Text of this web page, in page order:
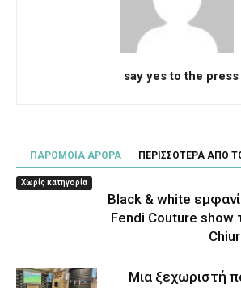
say yes to the press
ΠΑΡΟΜΟΙΑ ΑΡΘΡΑ ΠΕΡΙΣΣΟΤΕΡΑ ΑΠΟ
Χωρίς κατηγορία
Black & white
Fendi Couture show
Μια ξεχωριστή